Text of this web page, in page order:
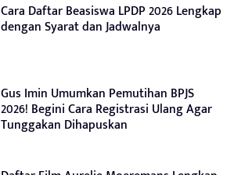
Cara Daftar Beasiswa LPDP 2026 Lengkap
dengan Syarat dan Jadwalnya
Gus Imin Umumkan Pemutihan BPJS
2026! Begini Cara Registrasi Ulang Agar
Tunggakan Dihapuskan